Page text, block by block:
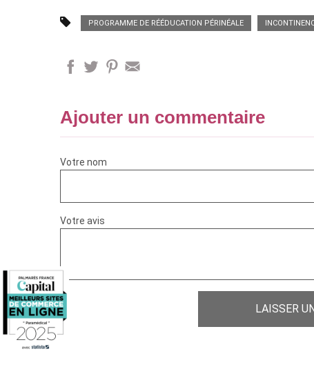
PROGRAMME DE RÉÉDUCATION PÉRINÉALE
Ajouter un commentaire
Votre nom
Votre avis
LAISSER